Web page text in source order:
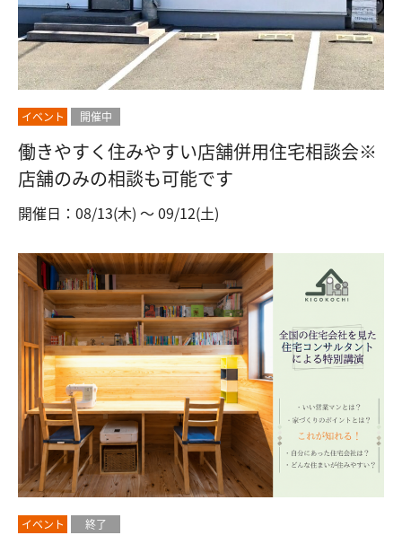
イベント 開催中
働きやすく住みやすい店舗併用住宅相談会※
店舗のみの相談も可能です
開催日：08/13(木) 〜 09/12(土)
イベント 終了